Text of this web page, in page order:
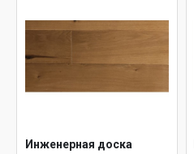
Инженерная доска